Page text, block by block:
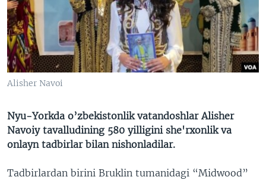
VIDEO
XABARLAR SURATLARDA
ODNOKLASSNIKI
TELEGRAM
TWITTER
SOUNDCLOUD
VOA
Alisher Navoi
Nyu-Yorkda o’zbekistonlik vatandoshlar Alisher
Navoiy tavalludining 580 yilligini she'rxonlik va
onlayn tadbirlar bilan nishonladilar.
Tadbirlardan birini Bruklin tumanidagi “Midwood”